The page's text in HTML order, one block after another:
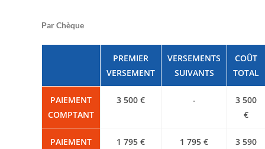
Par Chèque
PREMIER
VERSEMENT
VERSEMENTS
SUIVANTS
COÛT
TOTAL
PAIEMENT
COMPTANT
3 500 € -
3 500
€
PAIEMENT
1 795 € 1 795 €
3 590